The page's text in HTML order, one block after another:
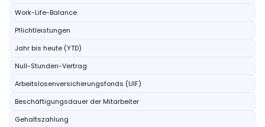
Work-Life-Balance
Pflichtleistungen
Jahr bis heute (YTD)
Null-Stunden-Vertrag
Arbeitslosenversicherungsfonds (UIF)
Beschäftigungsdauer der Mitarbeiter
Gehaltszahlung